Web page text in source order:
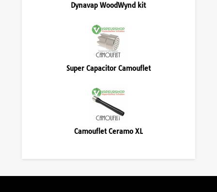
Dynavap WoodWynd kit
Super Capacitor Camouflet
Camouflet Ceramo XL